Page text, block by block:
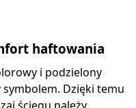
haftowania
i podzielony
Dzięki temu